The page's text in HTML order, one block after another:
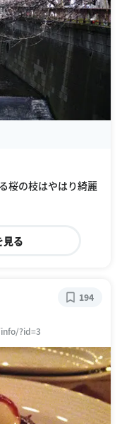
桜の枝はやはり綺麗
見る
?id=3
194